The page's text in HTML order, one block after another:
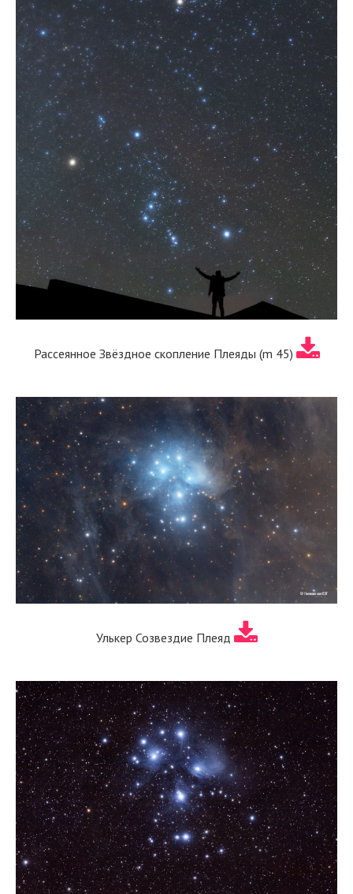
Рассеянное Звёздное скопление Плеяды (m 45)
Улькер Созвездие Плеяд